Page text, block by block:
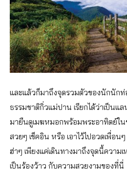
และแล้วก็มาถึงจุดรวมตัวของนักนักท่
ธรรมชาติกิ่วแม่ปาน เรียกได้ว่าเป็นแ
มายืนดูเมฆหมอกพร้อมพระอาทิตย์ใน
สวยๆ เช็คอิน หรือ เอาไว้ไปอวดเพื่อน
ฮ่าๆ เพียงแค่เดินทางมาถึงจุดนี้ความ
เป็นร้องว้าว กับความสวยงามของที่นี่